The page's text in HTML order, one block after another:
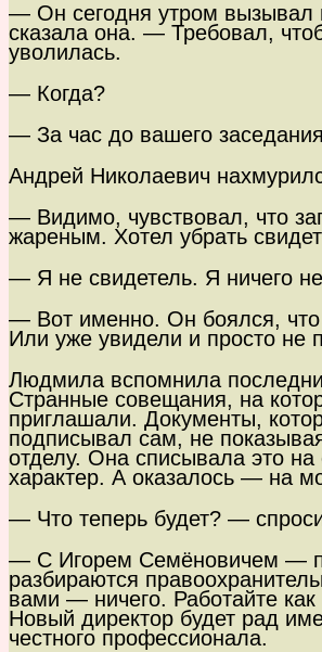
— Он сегодня утром
сказала она. — Требовал,
уволилась.
— Когда?
— За час до вашего
Андрей Николаевич
— Видимо, чувствовал, что
жареным. Хотел убрать
— Я не свидетель. Я ничего
— Вот именно. Он боялся, что
Или уже увидели и просто не
Людмила вспомнила
Странные совещания, на
приглашали. Документы,
подписывал сам, не
отделу. Она списывала это на
характер. А оказалось — на
— Что теперь будет? —
— С Игорем Семёновичем —
разбираются
вами — ничего. Работайте как
Новый директор будет рад
честного профессионала.